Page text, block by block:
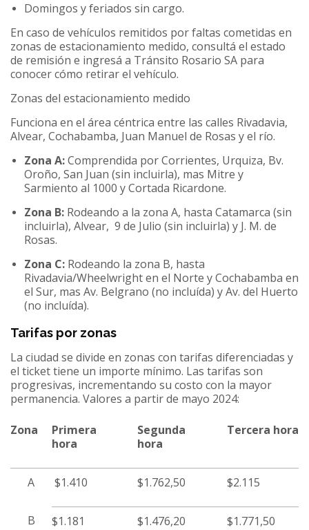
Domingos y feriados sin cargo.
En caso de vehículos remitidos por faltas cometidas en
zonas de estacionamiento medido, consultá el estado
de remisión e ingresá a Tránsito Rosario SA para
conocer cómo retirar el vehículo.
Zonas del estacionamiento medido
Funciona en el área céntrica entre las calles Rivadavia,
Alvear, Cochabamba, Juan Manuel de Rosas y el río.
Zona A:Comprendida por Corrientes, Urquiza, Bv.
Oroño, San Juan (sin incluirla), mas Mitre y
Sarmiento al 1000 y Cortada Ricardone.
Zona B: Rodeando a la zona A, hasta Catamarca (sin
incluirla), Alvear, 9 de Julio (sin incluirla) y J. M. de
Rosas.
Zona C: Rodeando la zona B, hasta
Rivadavia/Wheelwright en el Norte y Cochabamba en
el Sur, mas Av. Belgrano (no incluída) y Av. del Huerto
(no incluída).
Tarifas por zonas
La ciudad se divide en zonas con tarifas diferenciadas y
el ticket tiene un importe mínimo. Las tarifas son
progresivas, incrementando su costo con la mayor
permanencia. Valores a partir de mayo 2024:
Zona
Primera
hora
Segunda
hora
Tercera hora
A $1.410 $1.762,50 $2.115
B $1.181 $1.476,20 $1.771,50